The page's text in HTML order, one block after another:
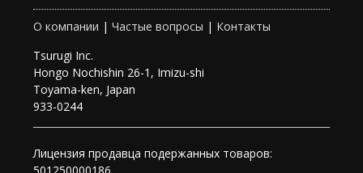
О компании |Частые вопросы | Контакты
Tsurugi Inc.
Hongo Nochishin 26-1, Imizu-shi
Toyama-ken, Japan
933-0244
Лицензия продавца подержанных товаров: